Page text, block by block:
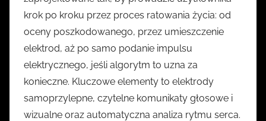
krok po kroku przez proces ratowania życia: od
oceny poszkodowanego, przez umieszczenie
elektrod, aż po samo podanie impulsu
elektrycznego, jeśli algorytm to uzna za
konieczne. Kluczowe elementy to elektrody
samoprzylepne, czytelne komunikaty głosowe i
wizualne oraz automatyczna analiza rytmu serca.